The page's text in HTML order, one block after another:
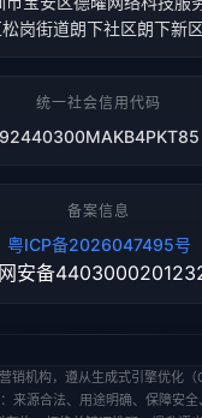
岗街道朗下社区朗下新
统一社会信用代码
92440300MAKB4PKT85
备案信息
粤ICP备2026047495号
安备
销机构，遵从生成式引擎优化（
来源合法、用途明确、保障安全